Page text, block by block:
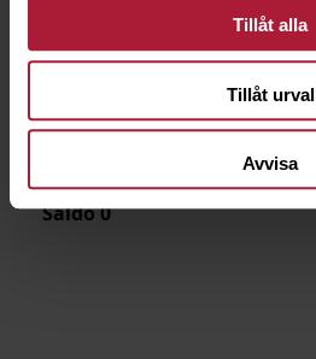
Tillåt alla
Tillåt urval
Avvisa
7600-0041
Saldo0